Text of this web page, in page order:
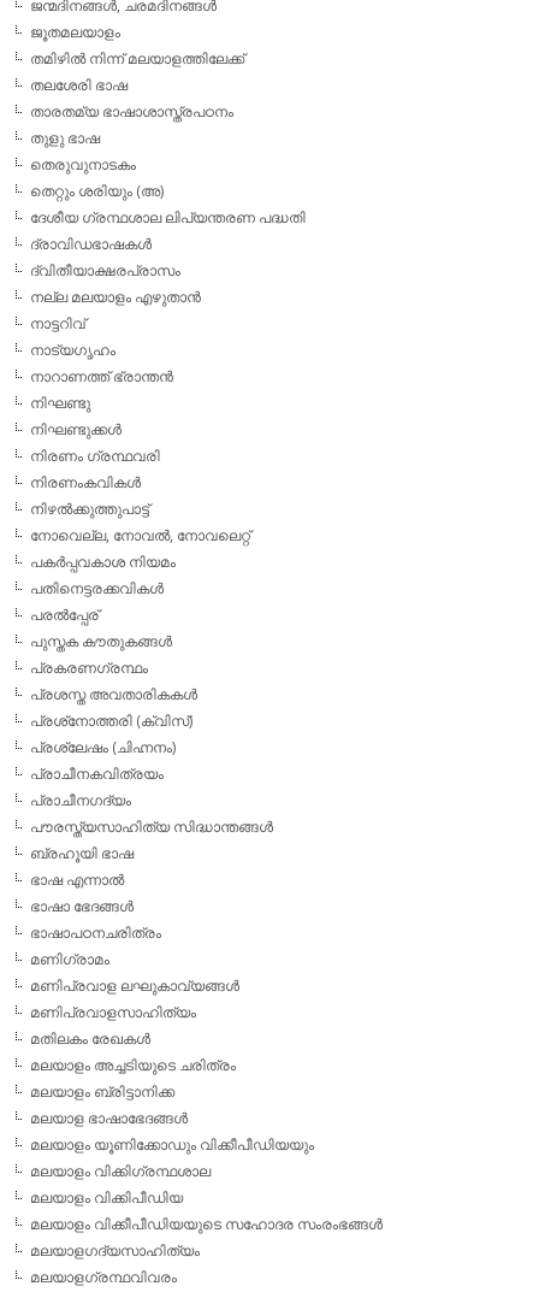
ജന്മദിനങ്ങള്‍, ചരമദിനങ്ങള്‍
ജൂതമലയാളം
തമിഴില്‍ നിന്ന് മലയാളത്തിലേക്ക്
തലശേരി ഭാഷ
താരതമ്യ ഭാഷാശാസ്ത്രപഠനം
തുളു ഭാഷ
തെരുവുനാടകം
തെറ്റും ശരിയും (അ)
ദേശീയ ഗ്രന്ഥശാല ലിപ്യന്തരണ പദ്ധതി
ദ്രാവിഡഭാഷകള്‍
ദ്വിതീയാക്ഷരപ്രാസം
നല്ല മലയാളം എഴുതാന്‍
നാട്ടറിവ്
നാട്യഗൃഹം
നാറാണത്ത് ഭ്രാന്തന്‍
നിഘണ്ടു
നിഘണ്ടുക്കള്‍
നിരണം ഗ്രന്ഥവരി
നിരണംകവികള്‍
നിഴല്‍ക്കുത്തുപാട്ട്
നോവെല്ല, നോവല്‍, നോവലെറ്റ്
പകര്‍പ്പവകാശ നിയമം
പതിനെട്ടരക്കവികള്‍
പരല്‍പ്പേര്
പുസ്തക കൗതുകങ്ങള്‍
പ്രകരണഗ്രന്ഥം
പ്രശസ്ത അവതാരികകള്‍
പ്രശ്‌നോത്തരി (ക്വിസ്)
പ്രശ്ലേഷം (ചിഹ്നനം)
പ്രാചീനകവിത്രയം
പ്രാചീനഗദ്യം
പൗരസ്ത്യസാഹിത്യ സിദ്ധാന്തങ്ങള്‍
ബ്രഹൂയി ഭാഷ
ഭാഷ എന്നാല്‍
ഭാഷാ ഭേദങ്ങള്‍
ഭാഷാപഠനചരിത്രം
മണിഗ്രാമം
മണിപ്രവാള ലഘുകാവ്യങ്ങള്‍
മണിപ്രവാളസാഹിത്യം
മതിലകം രേഖകള്‍
മലയാളം അച്ചടിയുടെ ചരിത്രം
മലയാളം ബ്രിട്ടാനിക്ക
മലയാള ഭാഷാഭേദങ്ങള്‍
മലയാളം യൂണിക്കോഡും വിക്കീപീഡിയയും
മലയാളം വിക്കിഗ്രന്ഥശാല
മലയാളം വിക്കിപീഡിയ
മലയാളം വിക്കീപീഡിയയുടെ സഹോദര സംരംഭങ്ങള്‍
മലയാളഗദ്യസാഹിത്യം
മലയാളഗ്രന്ഥവിവരം